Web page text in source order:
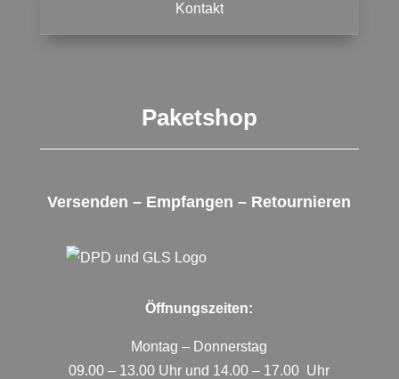
Kontakt
Paketshop
Versenden – Empfangen – Retournieren
Öffnungszeiten:
Montag – Donnerstag
09.00 – 13.00 Uhr und 14.00 – 17.00 Uhr